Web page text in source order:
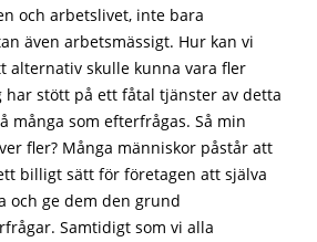
och arbetslivet, inte bara
även arbetsmässigt. Hur kan vi
alternativ skulle kunna vara fler
har stött på ett fåtal tjänster av detta
många som efterfrågas. Så min
fler? Många människor påstår att
billigt sätt för företagen att själva
och ge dem den grund
Samtidigt som vi alla